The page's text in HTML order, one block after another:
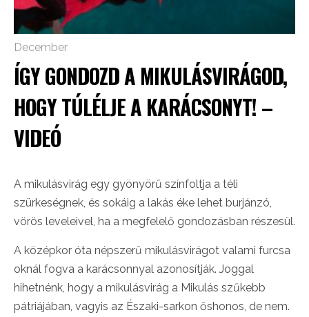
December
ÍGY GONDOZD A MIKULÁSVIRÁGOD,
HOGY TÚLÉLJE A KARÁCSONYT! –
VIDEÓ
A mikulásvirág egy gyönyörű színfoltja a téli
szürkeségnek, és sokáig a lakás éke lehet burjánzó,
vörös leveleivel, ha a megfelelő gondozásban részesül.
A középkor óta népszerű mikulásvirágot valami furcsa
oknál fogva a karácsonnyal azonosítják. Joggal
hihetnénk, hogy a mikulásvirág a Mikulás szűkebb
pátriájában, vagyis az Északi-sarkon őshonos, de nem.